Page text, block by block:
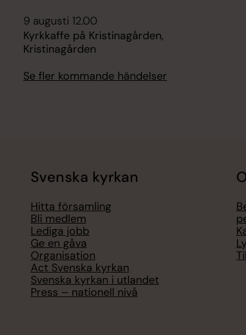
9 augusti 12.00
Kyrkkaffe på Kristinagården,
Kristinagården
Se fler kommande händelser
Svenska kyrkan
Hitta församling
Bli medlem
Lediga jobb
Ge en gåva
Organisation
Act Svenska kyrkan
Svenska kyrkan i utlandet
Press – nationell nivå